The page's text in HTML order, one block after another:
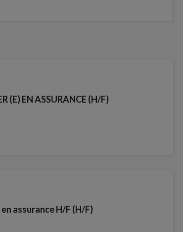
(E) EN ASSURANCE (H/F)
assurance H/F (H/F)